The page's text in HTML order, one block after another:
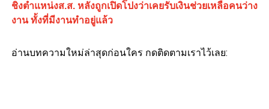
ชิงตำแหน่งส.ส. หลังถูกเปิดโปงว่าเคยรับเงินช่วยเหลือคนว่าง
งาน ทั้งที่มีงานทำอยู่แล้ว
อ่านบทความใหม่ล่าสุดก่อนใคร กดติดตามเราไว้เลย: